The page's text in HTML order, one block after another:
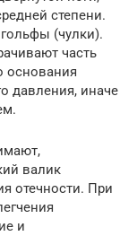
степени.
(чулки).
часть
основания
давления, иначе
валик
отечности. При
и